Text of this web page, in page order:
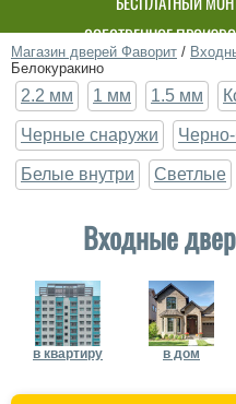
БЕСПЛАТНЫЙ
СОБСТВЕННОЕ
Магазин дверей Фаворит /
Белокуракино
2.2 мм 1 мм 1.5 мм
Черные снаружи
Белые внутри Светлые
Входные
в квартиру в дом